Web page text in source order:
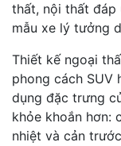
thất, nội thất đáp
mẫu xe lý tưởng
Thiết kế ngoại
phong cách SUV
dụng đặc trưng
khỏe khoắn hơn:
nhiệt và cản